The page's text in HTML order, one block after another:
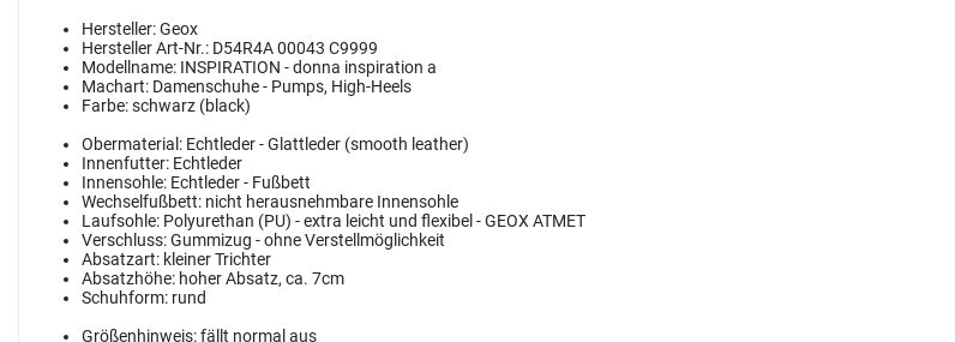
Hersteller:Geox
Hersteller Art-Nr.: D54R4A 00043 C9999
Modellname: INSPIRATION - donna inspiration a
Machart: Damenschuhe - Pumps, High-Heels
Farbe:schwarz (black)
Obermaterial: Echtleder - Glattleder (smooth leather)
Innenfutter: Echtleder
Innensohle: Echtleder - Fußbett
Wechselfußbett: nicht herausnehmbare Innensohle
Laufsohle: Polyurethan (PU) - extra leicht und flexibel - GEOX ATMET
Verschluss:Gummizug - ohne Verstellmöglichkeit
Absatzart: kleiner Trichter
Absatzhöhe: hoher Absatz, ca. 7cm
Schuhform: rund
Größenhinweis:fällt normal aus